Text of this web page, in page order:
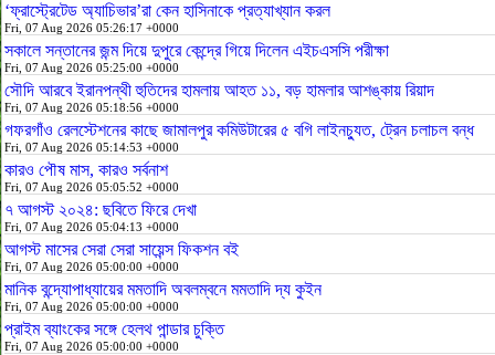
‘ফ্রাস্ট্রেটেড অ্যাচিভার’রা কেন হাসিনাকে প্রত্যাখ্যান করল
Fri, 07 Aug 2026 05:26:17 +0000
সকালে সন্তানের জন্ম দিয়ে দুপুরে কেন্দ্রে গিয়ে দিলেন এইচএসসি পরীক্ষা
Fri, 07 Aug 2026 05:25:00 +0000
সৌদি আরবে ইরানপন্থী হুতিদের হামলায় আহত ১১, বড় হামলার আশঙ্কায় রিয়াদ
Fri, 07 Aug 2026 05:18:56 +0000
গফরগাঁও রেলস্টেশনের কাছে জামালপুর কমিউটারের ৫ বগি লাইনচ্যুত, ট্রেন চলাচল বন্ধ
Fri, 07 Aug 2026 05:14:53 +0000
কারও পৌষ মাস, কারও সর্বনাশ
Fri, 07 Aug 2026 05:05:52 +0000
৭ আগস্ট ২০২৪: ছবিতে ফিরে দেখা
Fri, 07 Aug 2026 05:04:13 +0000
আগস্ট মাসের সেরা সেরা সায়েন্স ফিকশন বই
Fri, 07 Aug 2026 05:00:00 +0000
মানিক বন্দ্যোপাধ্যায়ের মমতাদি অবলম্বনে মমতাদি দ্য কুইন
Fri, 07 Aug 2026 05:00:00 +0000
প্রাইম ব্যাংকের সঙ্গে হেলথ পান্ডার চুক্তি
Fri, 07 Aug 2026 05:00:00 +0000